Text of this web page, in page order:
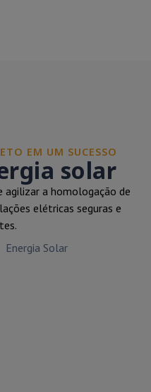
EM UM SUCESSO
solar
agilizar a homologação de
elétricas seguras e
Energia Solar